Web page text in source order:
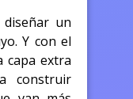
un
Y con el
capa extra
construir